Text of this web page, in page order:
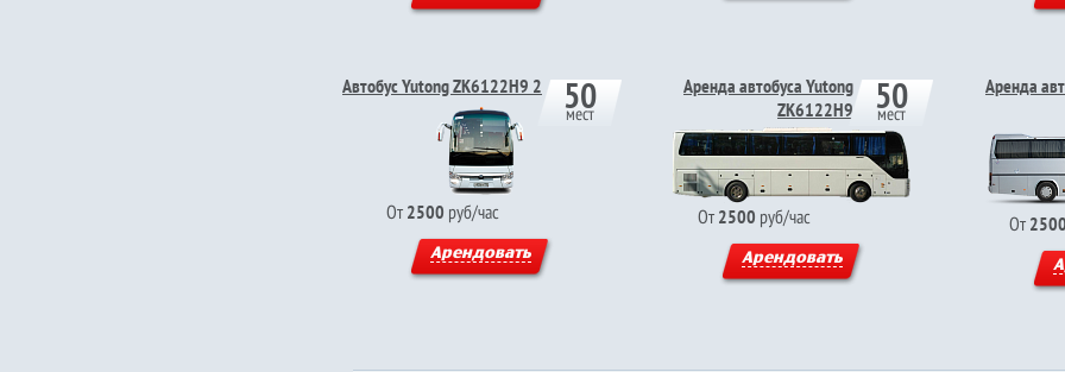
Автобус Yutong ZK6122H9 2 50
мест
От 2500 руб/час
Арендовать
Аренда автобуса Yutong
ZK6122H9
50
мест
От 2500 руб/час
Арендовать
Аренда
От 2500